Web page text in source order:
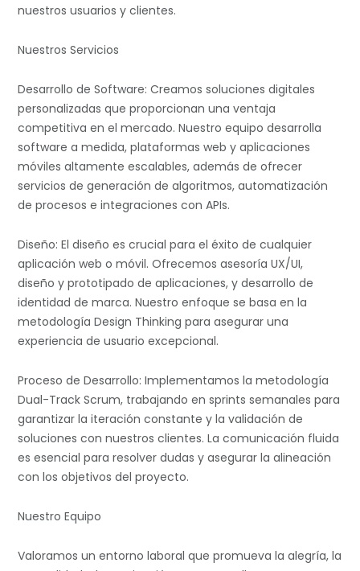
nuestros usuarios y clientes.
Nuestros Servicios
Desarrollo de Software: Creamos soluciones digitales
personalizadas que proporcionan una ventaja
competitiva en el mercado. Nuestro equipo desarrolla
software a medida, plataformas web y aplicaciones
móviles altamente escalables, además de ofrecer
servicios de generación de algoritmos, automatización
de procesos e integraciones con APIs.
Diseño: El diseño es crucial para el éxito de cualquier
aplicación web o móvil. Ofrecemos asesoría UX/UI,
diseño y prototipado de aplicaciones, y desarrollo de
identidad de marca. Nuestro enfoque se basa en la
metodología Design Thinking para asegurar una
experiencia de usuario excepcional.
Proceso de Desarrollo: Implementamos la metodología
Dual-Track Scrum, trabajando en sprints semanales para
garantizar la iteración constante y la validación de
soluciones con nuestros clientes. La comunicación fluida
es esencial para resolver dudas y asegurar la alineación
con los objetivos del proyecto.
Nuestro Equipo
Valoramos un entorno laboral que promueva la alegría, la